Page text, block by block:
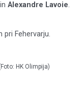
Alexandre Lavoie.
Fehervarju.
HK Olimpija)